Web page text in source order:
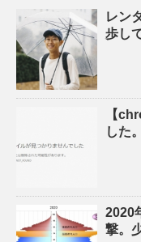
レン
歩し
【
した
2020
撃。